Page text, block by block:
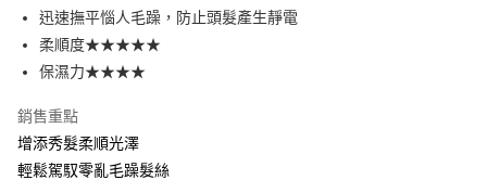
Apple Pay
街口支付
AFTEE先享後付
相關說明
迅速撫平惱人毛躁，防止頭髮產生靜電
柔順度★★★★★
保濕力★★★★
銷售重點
增添秀髮柔順光澤
輕鬆駕馭零亂毛躁髮絲